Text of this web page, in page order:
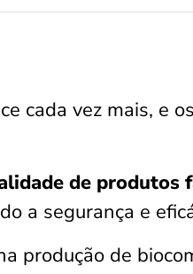
cada vez mais, e
de produtos
a segurança e
produção de